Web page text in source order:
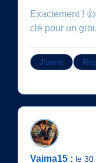
Exactement !
clé pour un
J'aime
Vaima15 : le 30